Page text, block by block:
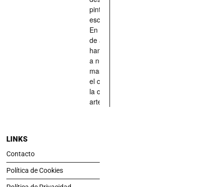
pintado,
esculpido...
En definitiva,
de aquellos
han situado
a nuestras
mascotas en
el centro de
la obra de
arte.
LINKS
Contacto
Política de Cookies